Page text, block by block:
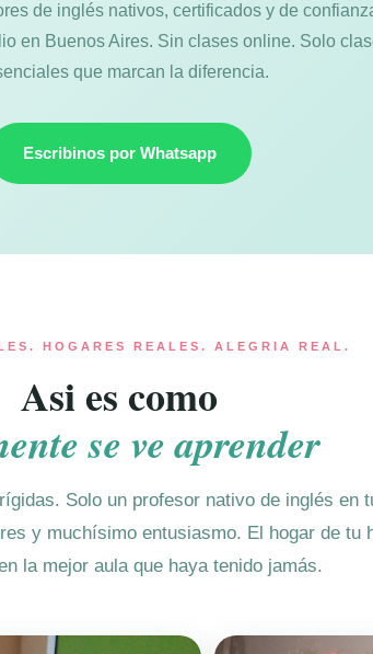
de inglés nativos, certificados y de
en Buenos Aires. Sin clases online. Solo
que marcan la diferencia.
Escribinos por Whatsapp
HOGARES REALES. ALEGRIA REAL.
Asi es como
se ve aprender
Solo un profesor nativo de inglés en
y muchísimo entusiasmo. El hogar de tu
la mejor aula que haya tenido jamás.